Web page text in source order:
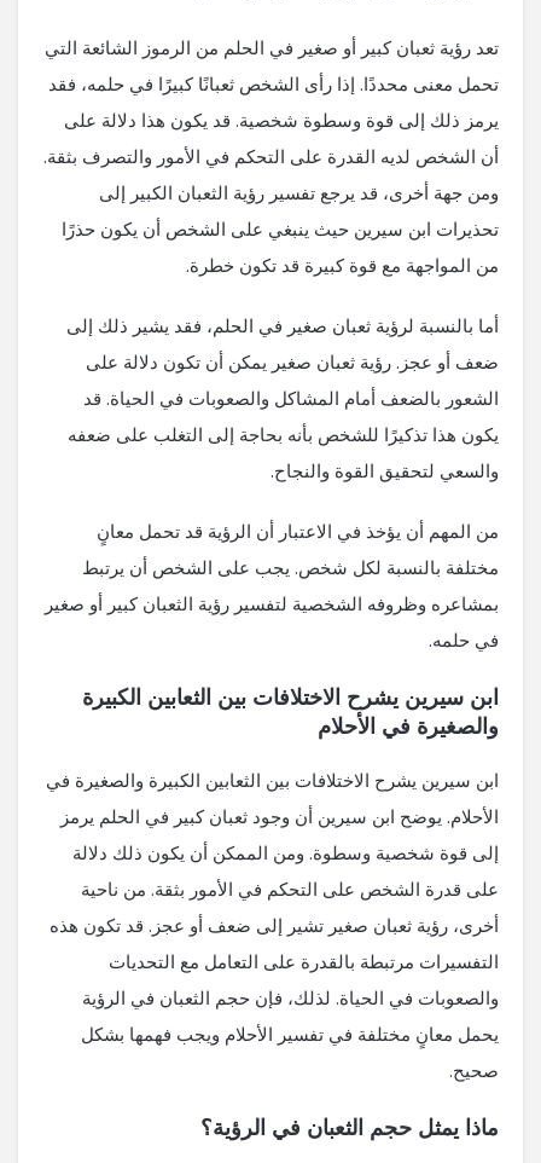
تعد رؤية ثعبان كبير أو صغير في الحلم من الرموز الشائعة التي
تحمل معنى محددًا. إذا رأى الشخص ثعبانًا كبيرًا في حلمه، فقد
يرمز ذلك إلى قوة وسطوة شخصية. قد يكون هذا دلالة على
أن الشخص لديه القدرة على التحكم في الأمور والتصرف بثقة.
ومن جهة أخرى، قد يرجع تفسير رؤية الثعبان الكبير إلى
تحذيرات ابن سيرين حيث ينبغي على الشخص أن يكون حذرًا
من المواجهة مع قوة كبيرة قد تكون خطرة.
أما بالنسبة لرؤية ثعبان صغير في الحلم، فقد يشير ذلك إلى
ضعف أو عجز. رؤية ثعبان صغير يمكن أن تكون دلالة على
الشعور بالضعف أمام المشاكل والصعوبات في الحياة. قد
يكون هذا تذكيرًا للشخص بأنه بحاجة إلى التغلب على ضعفه
والسعي لتحقيق القوة والنجاح.
من المهم أن يؤخذ في الاعتبار أن الرؤية قد تحمل معانٍ
مختلفة بالنسبة لكل شخص. يجب على الشخص أن يرتبط
بمشاعره وظروفه الشخصية لتفسير رؤية الثعبان كبير أو صغير
في حلمه.
ابن سيرين يشرح الاختلافات بين الثعابين الكبيرة
والصغيرة في الأحلام
ابن سيرين يشرح الاختلافات بين الثعابين الكبيرة والصغيرة في
الأحلام. يوضح ابن سيرين أن وجود ثعبان كبير في الحلم يرمز
إلى قوة شخصية وسطوة. ومن الممكن أن يكون ذلك دلالة
على قدرة الشخص على التحكم في الأمور بثقة. من ناحية
أخرى، رؤية ثعبان صغير تشير إلى ضعف أو عجز. قد تكون هذه
التفسيرات مرتبطة بالقدرة على التعامل مع التحديات
والصعوبات في الحياة. لذلك، فإن حجم الثعبان في الرؤية
يحمل معانٍ مختلفة في تفسير الأحلام ويجب فهمها بشكل
صحيح.
ماذا يمثل حجم الثعبان في الرؤية؟